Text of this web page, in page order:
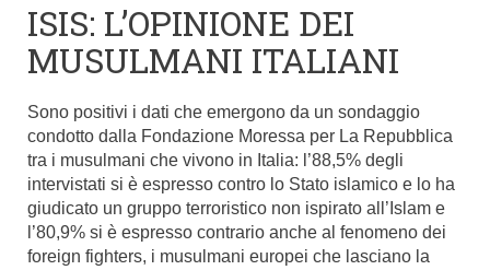
ISIS: L’OPINIONE DEI
MUSULMANI ITALIANI
Sono positivi i dati che emergono da un sondaggio
condotto dalla Fondazione Moressa per La Repubblica
tra i musulmani che vivono in Italia: l’88,5% degli
intervistati si è espresso contro lo Stato islamico e lo ha
giudicato un gruppo terroristico non ispirato all’Islam e
l’80,9% si è espresso contrario anche al fenomeno dei
foreign fighters, i musulmani europei che lasciano la